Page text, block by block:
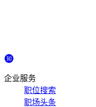
企业服务
职位搜索
职场头条